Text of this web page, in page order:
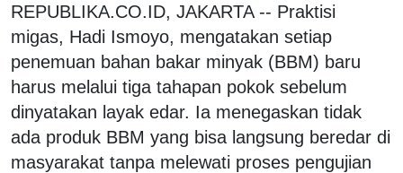
REPUBLIKA.CO.ID, JAKARTA -- Praktisi
migas, Hadi Ismoyo, mengatakan setiap
penemuan bahan bakar minyak (BBM) baru
harus melalui tiga tahapan pokok sebelum
dinyatakan layak edar. Ia menegaskan tidak
ada produk BBM yang bisa langsung beredar di
masyarakat tanpa melewati proses pengujian